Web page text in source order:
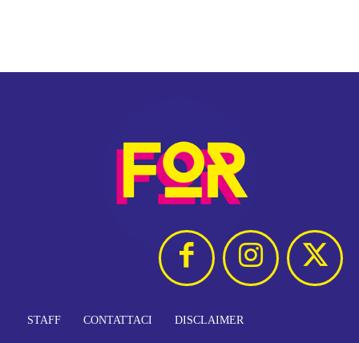
STAFF CONTATTACI DISCLAIMER